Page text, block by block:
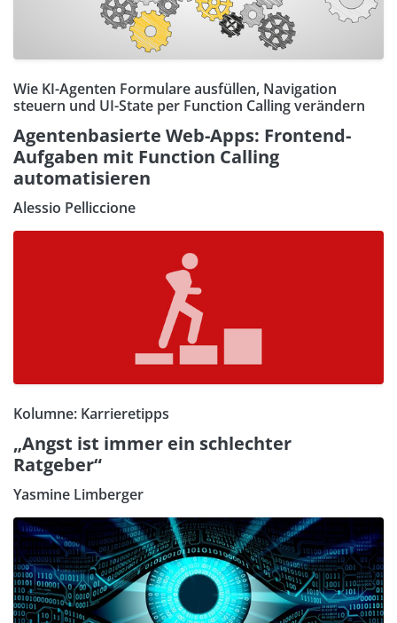
Wie KI-Agenten Formulare ausfüllen, Navigation
steuern und UI-State per Function Calling verändern
Agentenbasierte Web-Apps: Frontend-
Aufgaben mit Function Calling
automatisieren
Alessio Pelliccione
Kolumne: Karrieretipps
„Angst ist immer ein schlechter
Ratgeber“
Yasmine Limberger